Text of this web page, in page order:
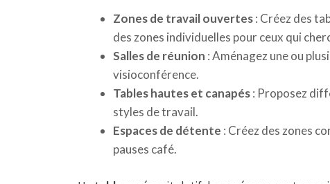
Zones de travail ouvertes: Créez des
des zones individuelles pour ceux qui
Salles de réunion : Aménagez une ou
visioconférence.
Tables hautes et canapés: Proposez
styles de travail.
Espaces de détente : Créez des zones
pauses café.